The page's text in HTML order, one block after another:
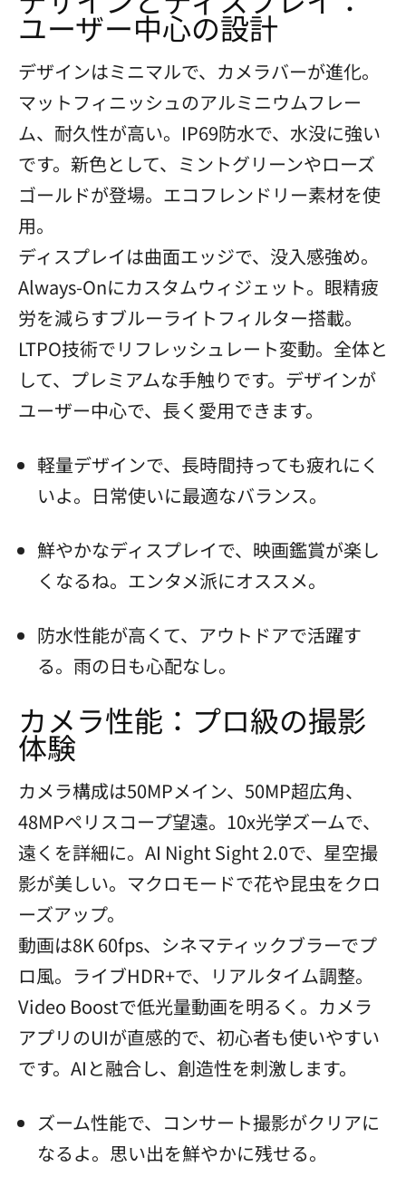
ユーザー中心の設計
デザインはミニマルで、カメラバーが進化。
マットフィニッシュのアルミニウムフレー
ム、耐久性が高い。IP69防水で、水没に強い
です。新色として、ミントグリーンやローズ
ゴールドが登場。エコフレンドリー素材を使
用。
ディスプレイは曲面エッジで、没入感強め。
Always-Onにカスタムウィジェット。眼精疲
労を減らすブルーライトフィルター搭載。
LTPO技術でリフレッシュレート変動。全体と
して、プレミアムな手触りです。デザインが
ユーザー中心で、長く愛用できます。
軽量デザインで、長時間持っても疲れにく
いよ。日常使いに最適なバランス。
鮮やかなディスプレイで、映画鑑賞が楽し
くなるね。エンタメ派にオススメ。
防水性能が高くて、アウトドアで活躍す
る。雨の日も心配なし。
カメラ性能：プロ級の撮影
体験
カメラ構成は50MPメイン、50MP超広角、
48MPペリスコープ望遠。10x光学ズームで、
遠くを詳細に。AI Night Sight 2.0で、星空撮
影が美しい。マクロモードで花や昆虫をクロ
ーズアップ。
動画は8K 60fps、シネマティックブラーでプ
ロ風。ライブHDR+で、リアルタイム調整。
Video Boostで低光量動画を明るく。カメラ
アプリのUIが直感的で、初心者も使いやすい
です。AIと融合し、創造性を刺激します。
ズーム性能で、コンサート撮影がクリアに
なるよ。思い出を鮮やかに残せる。